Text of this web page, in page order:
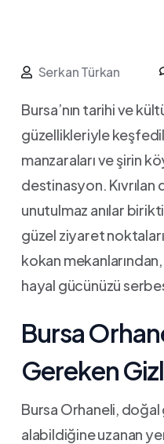
Serkan Türkan
Bursa’nın ​tarihi ve
güzellikleriyle⁢
manzaraları ve‌ şirin
destinasyon.
unutulmaz anılar
güzel ziyaret
kokan
hayal ‌gücünüzü
Bursa⁢
Gereken
Bursa Orhaneli, ⁣doğal
alabildiğine uzanan